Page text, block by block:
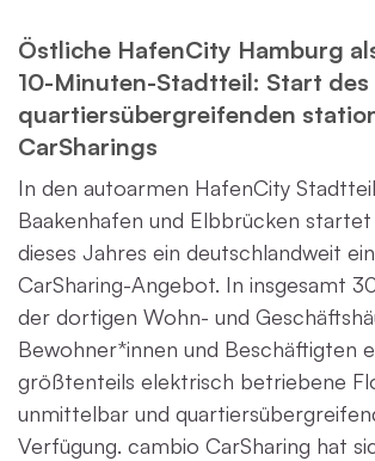
Östliche HafenCity Hamburg
10-Minuten-Stadtteil: Start des
quartiersübergreifenden
CarSharings
In den autoarmen HafenCity
Baakenhafen und Elbbrücken
dieses Jahres ein deutschlandweit
CarSharing-Angebot. In insgesamt
der dortigen Wohn- und
Bewohner*innen und Beschäftigten
größtenteils elektrisch betriebene
unmittelbar und
Verfügung. cambio CarSharing hat